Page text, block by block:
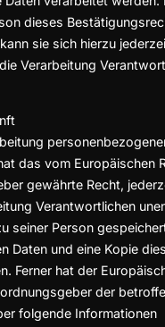
dieses
sie sich hierzu
Verarbeitung
das vom Europäischen
gewährte Recht,
Verantwortlichen
seiner Person
Daten und eine Kopie
Ferner hat der
der
folgende Informationen